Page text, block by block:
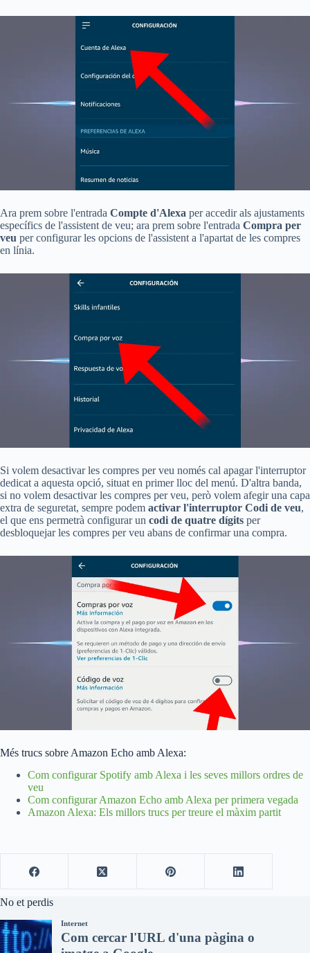
Ara prem sobre l'entrada Compte d'Alexa per accedir als ajustaments
específics de l'assistent de veu; ara prem sobre l'entrada Compra per
veu per configurar les opcions de l'assistent a l'apartat de les compres
en línia.
Si volem desactivar les compres per veu només cal apagar l'interruptor
dedicat a aquesta opció, situat en primer lloc del menú. D'altra banda,
si no volem desactivar les compres per veu, però volem afegir una capa
extra de seguretat, sempre podem activar l'interruptor Codi de veu,
el que ens permetrà configurar un codi de quatre dígits per
desbloquejar les compres per veu abans de confirmar una compra.
Més trucs sobre Amazon Echo amb Alexa:
Com configurar Spotify amb Alexa i les seves millors ordres de
veu
Com configurar Amazon Echo amb Alexa per primera vegada
Amazon Alexa: Els millors trucs per treure el màxim partit
No et perdis